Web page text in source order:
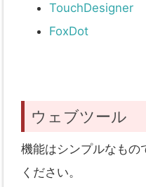
TouchDesigner
FoxDot
ウェブツール
機能はシンプルなもの
ください。